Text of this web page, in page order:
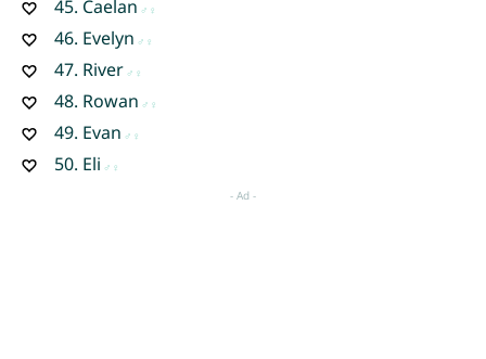
45. Caelan
46. Evelyn
47. River
48. Rowan
49. Evan
50. Eli